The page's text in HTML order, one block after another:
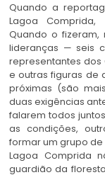
Quando a
Lagoa
Quando o
lideranças — seis
representantes dos
e outras figuras de
próximas (são
duas exigências
falarem todos
as condições,
formar um grupo
Lagoa Comprida
guardião da